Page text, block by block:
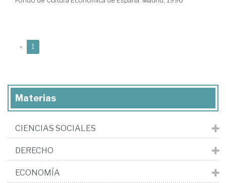
« 1
Materias
CIENCIAS SOCIALES
DERECHO
ECONOMÍA